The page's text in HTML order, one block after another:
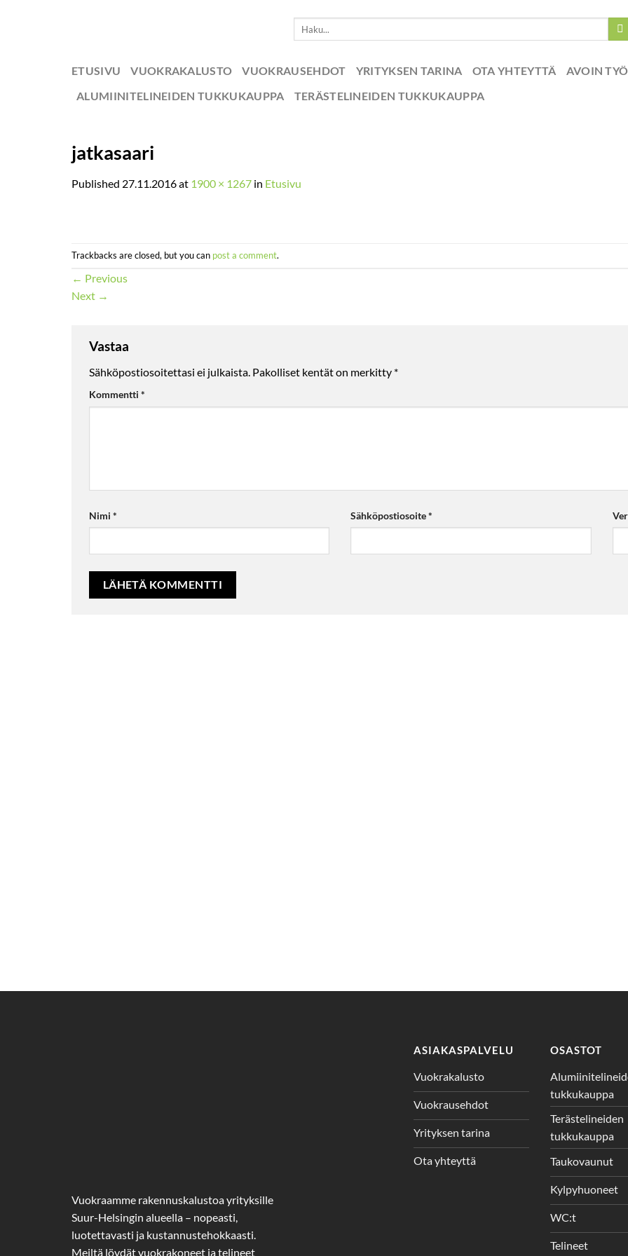
ETUSIVU VUOKRAKALUSTO VUOKRAUSEHDOT YRITYKSEN TARINA OTA YHTEYTTÄ
AVOIN
ALUMIINITELINEIDEN TUKKUKAUPPA
TERÄSTELINEIDEN TUKKUKAUPPA
jatkasaari
Published 27.11.2016at 1900 × 1267 in Etusivu
Trackbacks are closed, but you can post a comment.
← Previous
Next →
Vastaa
Sähköpostiosoitettasi ei julkaista. Pakolliset kentät on merkitty *
Kommentti *
Nimi * Sähköpostiosoite*
Vuokraamme rakennuskalustoa yrityksille
Suur-Helsingin alueella – nopeasti,
luotettavasti ja kustannustehokkaasti.
Meiltä löydät vuokrakoneet ja telineet
ASIAKASPALVELU
Vuokrakalusto
Vuokrausehdot
Yrityksen tarina
Ota yhteyttä
OSASTOT
tukkukauppa
Terästelineiden
tukkukauppa
Taukovaunut
Kylpyhuoneet
WC:t
Telineet